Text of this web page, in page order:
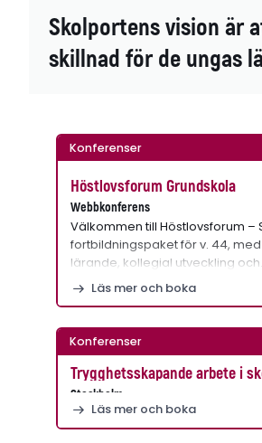
Skolportens vision är
skillnad för de ungas
Konferenser
Höstlovsforum Grundskola
Webbkonferens
Välkommen till Höstlovsforum –
fortbildningspaket för v. 44,
lärande, kollegial utveckling och…
Läs mer och boka
Konferenser
Trygghetsskapande arbete i
Stockholm
Läs mer och boka